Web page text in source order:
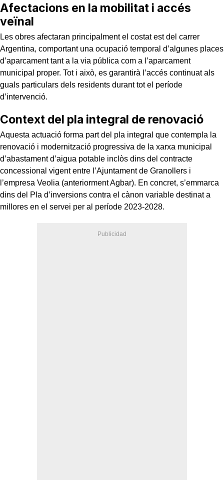
Afectacions en la mobilitat i accés
veïnal
Les obres afectaran principalment el costat est del carrer
Argentina, comportant una ocupació temporal d’algunes places
d’aparcament tant a la via pública com a l’aparcament
municipal proper. Tot i això, es garantirà l’accés continuat als
guals particulars dels residents durant tot el període
d’intervenció.
Context del pla integral de renovació
Aquesta actuació forma part del pla integral que contempla la
renovació i modernització progressiva de la xarxa municipal
d’abastament d’aigua potable inclòs dins del contracte
concessional vigent entre l’Ajuntament de Granollers i
l’empresa Veolia (anteriorment Agbar). En concret, s’emmarca
dins del Pla d’inversions contra el cànon variable destinat a
millores en el servei per al període 2023-2028.